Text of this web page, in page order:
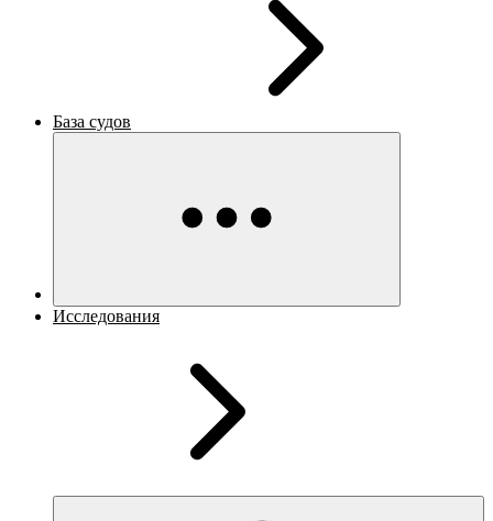
База судов
Исследования